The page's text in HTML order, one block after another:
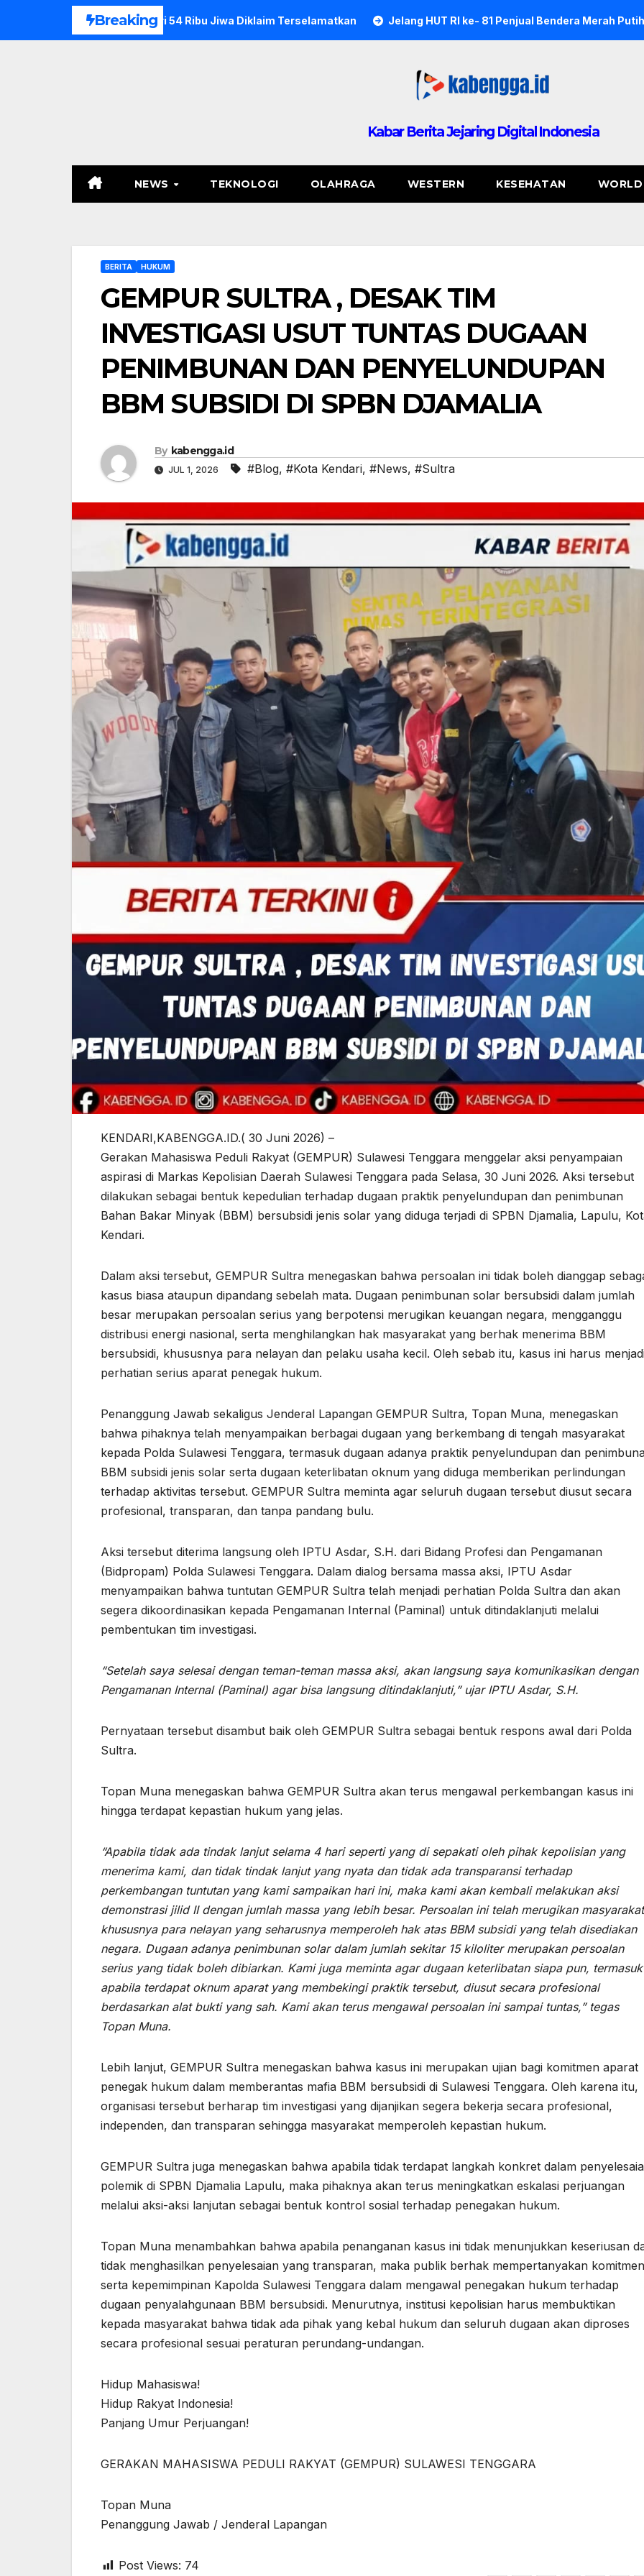
Breaking
Lebih dari 54 Ribu Jiwa Diklaim Terselamatkan Jelang HUT RI ke- 81 Penjual Bendera Merah Putih di Kota Kendari
Kabar Berita Jejaring Digital Indonesia
NEWS TEKNOLOGI OLAHRAGA WESTERN KESEHATAN WORLD
BERITA HUKUM
GEMPUR SULTRA , DESAK TIM
INVESTIGASI USUT TUNTAS DUGAAN
PENIMBUNAN DAN PENYELUNDUPAN
BBM SUBSIDI DI SPBN DJAMALIA
By kabengga.id
JUL 1, 2026 #Blog, #Kota Kendari, #News, #Sultra
KENDARI,KABENGGA.ID.( 30 Juni 2026) –
Gerakan Mahasiswa Peduli Rakyat (GEMPUR) Sulawesi Tenggara menggelar aksi penyampaian
aspirasi di Markas Kepolisian Daerah Sulawesi Tenggara pada Selasa, 30 Juni 2026. Aksi tersebut
dilakukan sebagai bentuk kepedulian terhadap dugaan praktik penyelundupan dan penimbunan
Bahan Bakar Minyak (BBM) bersubsidi jenis solar yang diduga terjadi di SPBN Djamalia, Lapulu,
Kendari.
Dalam aksi tersebut, GEMPUR Sultra menegaskan bahwa persoalan ini tidak boleh dianggap
kasus biasa ataupun dipandang sebelah mata. Dugaan penimbunan solar bersubsidi dalam jumlah
besar merupakan persoalan serius yang berpotensi merugikan keuangan negara, mengganggu
distribusi energi nasional, serta menghilangkan hak masyarakat yang berhak menerima BBM
bersubsidi, khususnya para nelayan dan pelaku usaha kecil. Oleh sebab itu, kasus ini harus
perhatian serius aparat penegak hukum.
Penanggung Jawab sekaligus Jenderal Lapangan GEMPUR Sultra, Topan Muna, menegaskan
bahwa pihaknya telah menyampaikan berbagai dugaan yang berkembang di tengah masyarakat
kepada Polda Sulawesi Tenggara, termasuk dugaan adanya praktik penyelundupan dan
BBM subsidi jenis solar serta dugaan keterlibatan oknum yang diduga memberikan perlindungan
terhadap aktivitas tersebut. GEMPUR Sultra meminta agar seluruh dugaan tersebut diusut secara
profesional, transparan, dan tanpa pandang bulu.
Aksi tersebut diterima langsung oleh IPTU Asdar, S.H. dari Bidang Profesi dan Pengamanan
(Bidpropam) Polda Sulawesi Tenggara. Dalam dialog bersama massa aksi, IPTU Asdar
menyampaikan bahwa tuntutan GEMPUR Sultra telah menjadi perhatian Polda Sultra dan akan
segera dikoordinasikan kepada Pengamanan Internal (Paminal) untuk ditindaklanjuti melalui
pembentukan tim investigasi.
“Setelah saya selesai dengan teman-teman massa aksi, akan langsung saya komunikasikan dengan
Pengamanan Internal (Paminal) agar bisa langsung ditindaklanjuti,” ujar IPTU Asdar, S.H.
Pernyataan tersebut disambut baik oleh GEMPUR Sultra sebagai bentuk respons awal dari Polda
Sultra.
Topan Muna menegaskan bahwa GEMPUR Sultra akan terus mengawal perkembangan kasus ini
hingga terdapat kepastian hukum yang jelas.
“Apabila tidak ada tindak lanjut selama 4 hari seperti yang di sepakati oleh pihak kepolisian yang
menerima kami, dan tidak tindak lanjut yang nyata dan tidak ada transparansi terhadap
perkembangan tuntutan yang kami sampaikan hari ini, maka kami akan kembali melakukan aksi
demonstrasi jilid II dengan jumlah massa yang lebih besar. Persoalan ini telah merugikan
khususnya para nelayan yang seharusnya memperoleh hak atas BBM subsidi yang telah disediakan
negara. Dugaan adanya penimbunan solar dalam jumlah sekitar 15 kiloliter merupakan persoalan
serius yang tidak boleh dibiarkan. Kami juga meminta agar dugaan keterlibatan siapa pun, termasuk
apabila terdapat oknum aparat yang membekingi praktik tersebut, diusut secara profesional
berdasarkan alat bukti yang sah. Kami akan terus mengawal persoalan ini sampai tuntas,” tegas
Topan Muna.
Lebih lanjut, GEMPUR Sultra menegaskan bahwa kasus ini merupakan ujian bagi komitmen aparat
penegak hukum dalam memberantas mafia BBM bersubsidi di Sulawesi Tenggara. Oleh karena itu,
organisasi tersebut berharap tim investigasi yang dijanjikan segera bekerja secara profesional,
independen, dan transparan sehingga masyarakat memperoleh kepastian hukum.
GEMPUR Sultra juga menegaskan bahwa apabila tidak terdapat langkah konkret dalam
polemik di SPBN Djamalia Lapulu, maka pihaknya akan terus meningkatkan eskalasi perjuangan
melalui aksi-aksi lanjutan sebagai bentuk kontrol sosial terhadap penegakan hukum.
Topan Muna menambahkan bahwa apabila penanganan kasus ini tidak menunjukkan keseriusan
tidak menghasilkan penyelesaian yang transparan, maka publik berhak mempertanyakan komitmen
serta kepemimpinan Kapolda Sulawesi Tenggara dalam mengawal penegakan hukum terhadap
dugaan penyalahgunaan BBM bersubsidi. Menurutnya, institusi kepolisian harus membuktikan
kepada masyarakat bahwa tidak ada pihak yang kebal hukum dan seluruh dugaan akan diproses
secara profesional sesuai peraturan perundang-undangan.
Hidup Mahasiswa!
Hidup Rakyat Indonesia!
Panjang Umur Perjuangan!
GERAKAN MAHASISWA PEDULI RAKYAT (GEMPUR) SULAWESI TENGGARA
Topan Muna
Penanggung Jawab / Jenderal Lapangan
Post Views: 74